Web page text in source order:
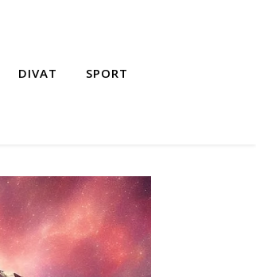
DIVAT SPORT